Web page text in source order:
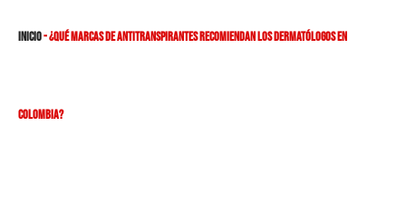
Inicio-¿Qué marcas de antitranspirantes recomiendan los dermatólogos en
Colombia?